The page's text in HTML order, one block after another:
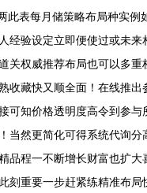
表每月储策略布局种实
验设定立即便使过或未
权威推荐布局也可以多
藏快又顺全面！在线推
知价格透明度高令到参
然更简化可得系统代询
程一不断增长财富也扩
重要一步赶紧练精准布